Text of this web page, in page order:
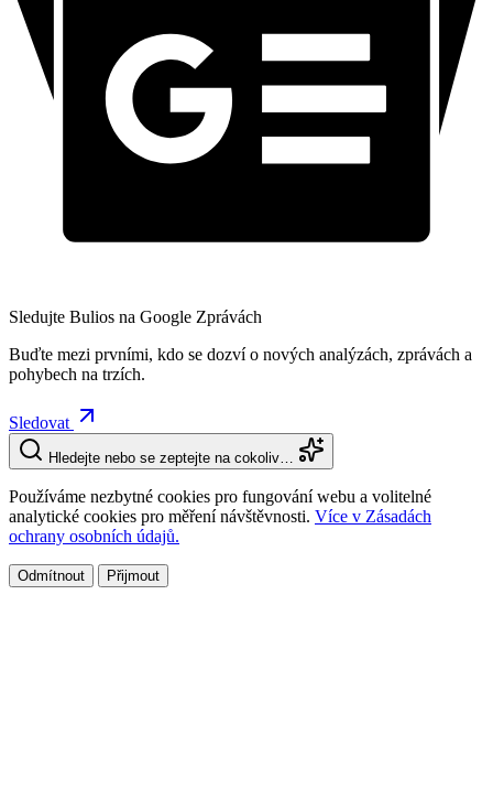
Sledujte Bulios na Google Zprávách
Buďte mezi prvními, kdo se dozví o nových analýzách, zprávách a
pohybech na trzích.
Sledovat
Hledejte nebo se zeptejte na cokoliv…
Používáme nezbytné cookies pro fungování webu a volitelné
analytické cookies pro měření návštěvnosti. Více v Zásadách
ochrany osobních údajů.
Odmítnout Přijmout